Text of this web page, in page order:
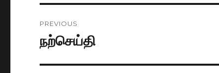
navigation
PREVIOUS
Previous
post:
நற்செய்தி